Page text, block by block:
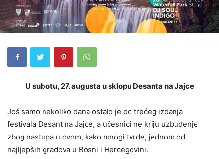
U subotu, 27. augusta u sklopu Desanta na Jajce
Još samo nekoliko dana ostalo je do trećeg izdanja
festivala Desant na Jajce, a učesnici ne kriju uzbuđenje
zbog nastupa u ovom, kako mnogi tvrde, jednom od
najljepših gradova u Bosni i Hercegovini.